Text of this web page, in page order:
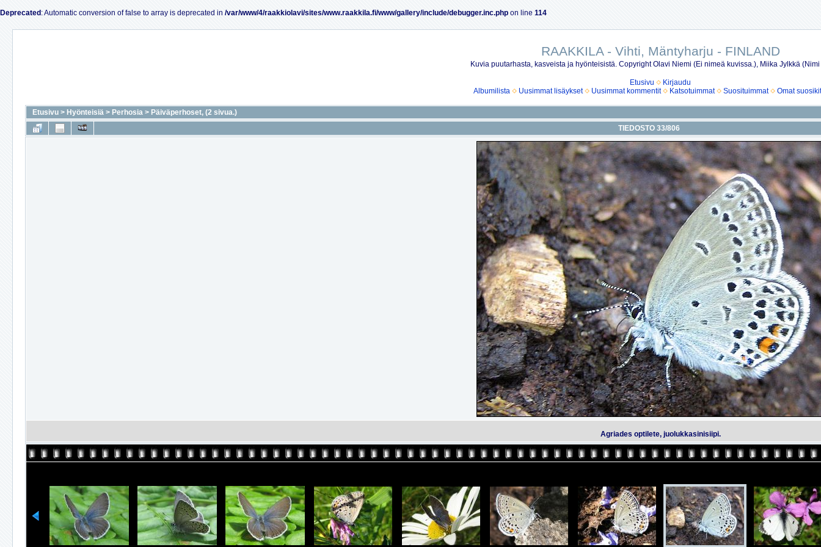
Deprecated : Automatic conversion of false to array is deprecated in /var/www/4/raakkiolavi/sites/www.raakkila.fi/www/gallery/include/debugger.inc.php on line 114
RAAKKILA - Vihti, Mäntyharju - FINLAND
Kuvia puutarhasta, kasveista ja hyönteisistä. Copyright Olavi Niemi (Ei nimeä kuvissa.), Miika Jylkkä
Etusivu
Kirjaudu
Albumilista
Uusimmat lisäykset Uusimmat kommentit Katsotuimmat Suosituimmat Omat suosikit
Etusivu > Hyönteisiä > Perhosia > Päiväperhoset, (2 sivua.)
TIEDOSTO 33/806
Agriades optilete, juolukkasinisiipi.